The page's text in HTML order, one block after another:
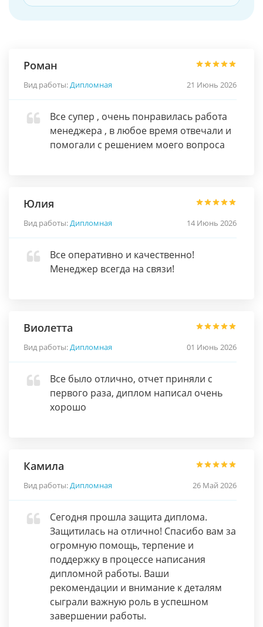
Роман
Вид работы:Дипломная 21 Июнь 2026
Все супер , очень понравилась работа
менеджера , в любое время отвечали и
помогали с решением моего вопроса
Юлия
Вид работы:Дипломная 14 Июнь 2026
Все оперативно и качественно!
Менеджер всегда на связи!
Виолетта
Вид работы:Дипломная 01 Июнь 2026
Все было отлично, отчет приняли с
первого раза, диплом написал очень
хорошо
Камила
Вид работы:Дипломная 26 Май 2026
Сегодня прошла защита диплома.
Защитилась на отлично! Спасибо вам за
огромную помощь, терпение и
поддержку в процессе написания
дипломной работы. Ваши
рекомендации и внимание к деталям
сыграли важную роль в успешном
завершении работы.